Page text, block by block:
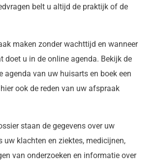
belt u altijd de praktijk of de
maken zonder wachttijd en wanneer
doet u in de online agenda. Bekijk de
agenda van uw huisarts en boek een
ook de reden van uw afspraak
staan de gegevens over uw
uw klachten en ziektes, medicijnen,
van onderzoeken en informatie over